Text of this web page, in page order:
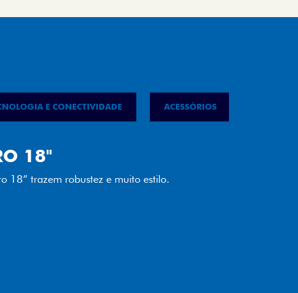
E CONECTIVIDADE ACESSÓRIOS
LED
totalmente em LED garante melhor